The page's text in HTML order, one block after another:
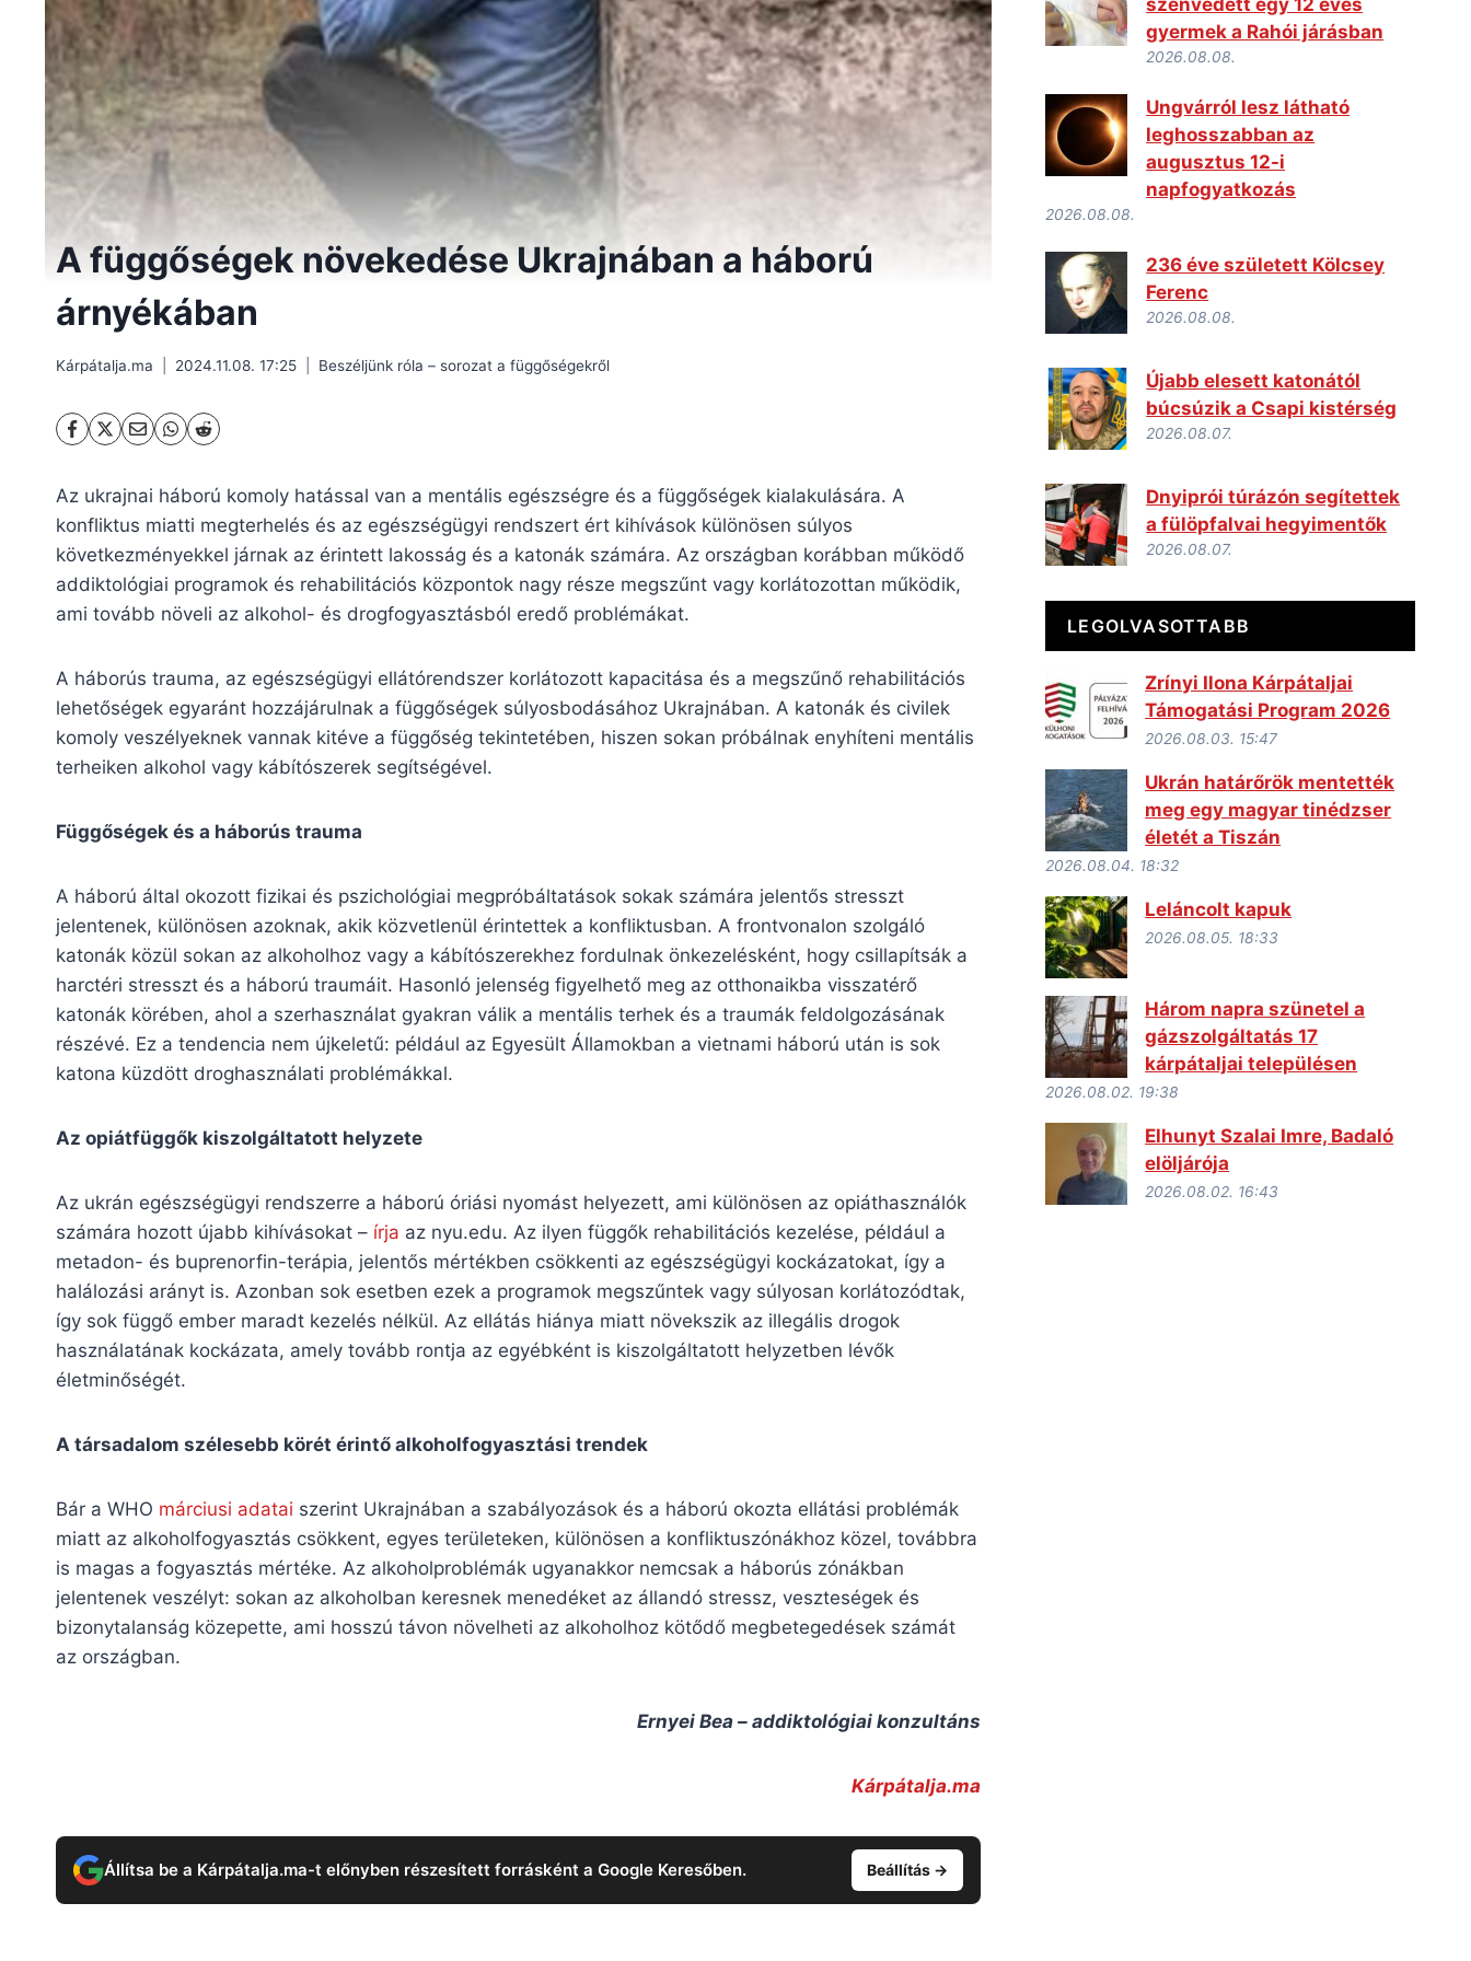
A függőségek növekedése Ukrajnában a háború
árnyékában
Kárpátalja.ma 2024.11.08. 17:25 Beszéljünk róla – sorozat a függőségekről
Az ukrajnai háború komoly hatással van a mentális egészségre és a függőségek kialakulására. A
konfliktus miatti megterhelés és az egészségügyi rendszert ért kihívások különösen súlyos
következményekkel járnak az érintett lakosság és a katonák számára. Az országban korábban működő
addiktológiai programok és rehabilitációs központok nagy része megszűnt vagy korlátozottan működik,
ami tovább növeli az alkohol- és drogfogyasztásból eredő problémákat.
A háborús trauma, az egészségügyi ellátórendszer korlátozott kapacitása és a megszűnő rehabilitációs
lehetőségek egyaránt hozzájárulnak a függőségek súlyosbodásához Ukrajnában. A katonák és civilek
komoly veszélyeknek vannak kitéve a függőség tekintetében, hiszen sokan próbálnak enyhíteni mentális
terheiken alkohol vagy kábítószerek segítségével.
Függőségek és a háborús trauma
A háború által okozott fizikai és pszichológiai megpróbáltatások sokak számára jelentős stresszt
jelentenek, különösen azoknak, akik közvetlenül érintettek a konfliktusban. A frontvonalon szolgáló
katonák közül sokan az alkoholhoz vagy a kábítószerekhez fordulnak önkezelésként, hogy csillapítsák a
harctéri stresszt és a háború traumáit. Hasonló jelenség figyelhető meg az otthonaikba visszatérő
katonák körében, ahol a szerhasználat gyakran válik a mentális terhek és a traumák feldolgozásának
részévé. Ez a tendencia nem újkeletű: például az Egyesült Államokban a vietnami háború után is sok
katona küzdött droghasználati problémákkal​.
Az opiátfüggők kiszolgáltatott helyzete
Az ukrán egészségügyi rendszerre a háború óriási nyomást helyezett, ami különösen az opiáthasználók
számára hozott újabb kihívásokat – írja az nyu.edu. Az ilyen függők rehabilitációs kezelése, például a
metadon- és buprenorfin-terápia, jelentős mértékben csökkenti az egészségügyi kockázatokat, így a
halálozási arányt is. Azonban sok esetben ezek a programok megszűntek vagy súlyosan korlátozódtak,
így sok függő ember maradt kezelés nélkül. Az ellátás hiánya miatt növekszik az illegális drogok
használatának kockázata, amely tovább rontja az egyébként is kiszolgáltatott helyzetben lévők
életminőségét​.
A társadalom szélesebb körét érintő alkoholfogyasztási trendek
Bár a WHO márciusi adatai szerint Ukrajnában a szabályozások és a háború okozta ellátási problémák
miatt az alkoholfogyasztás csökkent, egyes területeken, különösen a konfliktuszónákhoz közel, továbbra
is magas a fogyasztás mértéke. Az alkoholproblémák ugyanakkor nemcsak a háborús zónákban
jelentenek veszélyt: sokan az alkoholban keresnek menedéket az állandó stressz, veszteségek és
bizonytalanság közepette, ami hosszú távon növelheti az alkoholhoz kötődő megbetegedések számát
az országban​.
Ernyei Bea – addiktológiai konzultáns
Kárpátalja.ma
Állítsa be a Kárpátalja.ma-t előnyben részesített forrásként a Google Keresőben. Beállítás →
gyermek a Rahói járásban
2026.08.08.
Ungvárról lesz látható
leghosszabban az
augusztus 12-i
napfogyatkozás
2026.08.08.
236 éve született Kölcsey
Ferenc
2026.08.08.
Újabb elesett katonától
búcsúzik a Csapi kistérség
2026.08.07.
Dnyiprói túrázón segítettek
a fülöpfalvai hegyimentők
2026.08.07.
LEGOLVASOTTABB
Zrínyi Ilona Kárpátaljai
Támogatási Program 2026
2026.08.03. 15:47
Ukrán határőrök mentették
meg egy magyar tinédzser
életét a Tiszán
2026.08.04. 18:32
Leláncolt kapuk
2026.08.05. 18:33
Három napra szünetel a
gázszolgáltatás 17
kárpátaljai településen
2026.08.02. 19:38
Elhunyt Szalai Imre, Badaló
elöljárója
2026.08.02. 16:43